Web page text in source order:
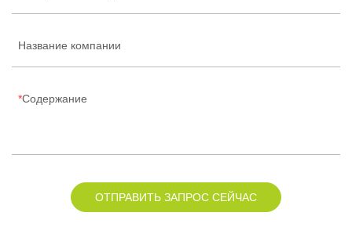
Название компании
Содержание
ОТПРАВИТЬ ЗАПРОС СЕЙЧАС